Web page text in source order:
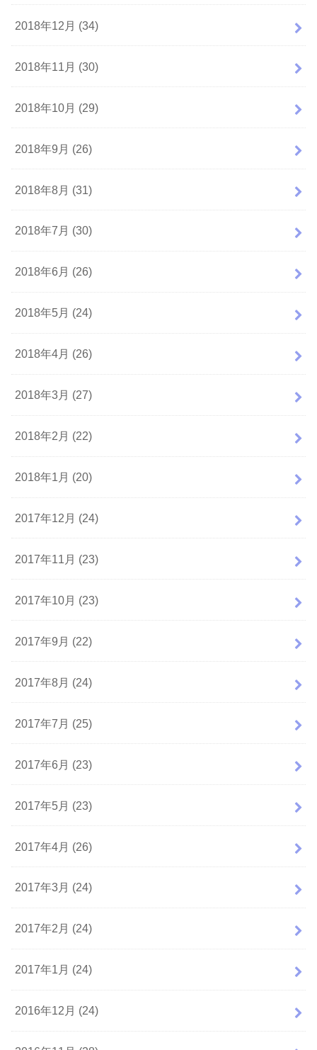
2018年12月 (34)
2018年11月 (30)
2018年10月 (29)
2018年9月 (26)
2018年8月 (31)
2018年7月 (30)
2018年6月 (26)
2018年5月 (24)
2018年4月 (26)
2018年3月 (27)
2018年2月 (22)
2018年1月 (20)
2017年12月 (24)
2017年11月 (23)
2017年10月 (23)
2017年9月 (22)
2017年8月 (24)
2017年7月 (25)
2017年6月 (23)
2017年5月 (23)
2017年4月 (26)
2017年3月 (24)
2017年2月 (24)
2017年1月 (24)
2016年12月 (24)